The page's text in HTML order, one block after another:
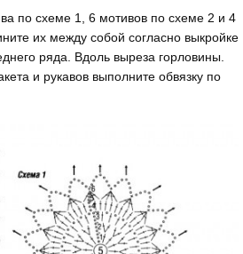
по схеме 1, 6 мотивов по схеме 2 и 4
их между собой согласно выкройке
ряда. Вдоль выреза горловины.
и рукавов выполните обвязку по